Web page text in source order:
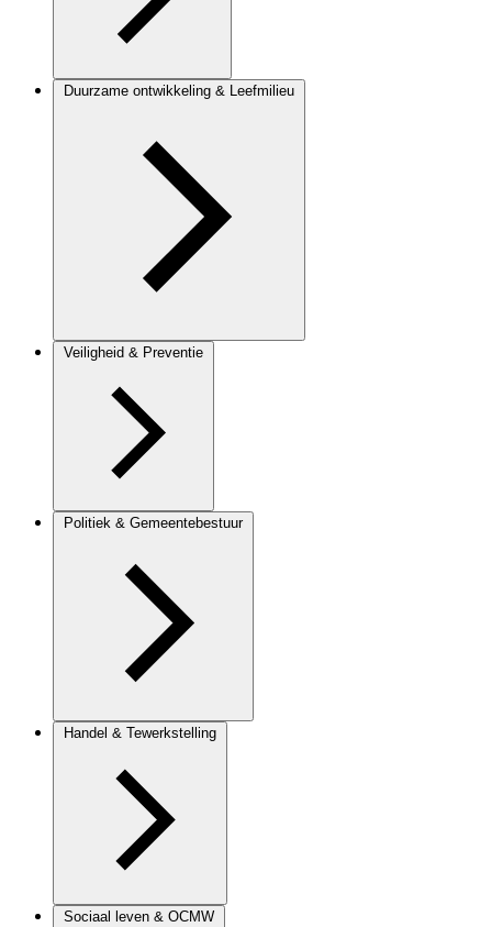
Duurzame ontwikkeling & Leefmilieu
Veiligheid & Preventie
Politiek & Gemeentebestuur
Handel & Tewerkstelling
Sociaal leven & OCMW